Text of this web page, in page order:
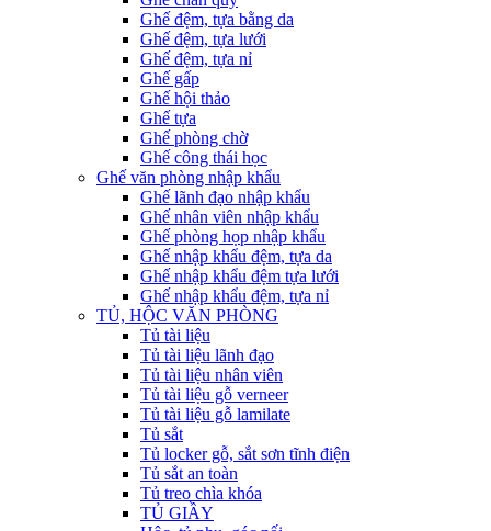
Ghế đệm, tựa bằng da
Ghế đệm, tựa lưới
Ghế đệm, tựa nỉ
Ghế gấp
Ghế hội thảo
Ghế tựa
Ghế phòng chờ
Ghế công thái học
Ghế văn phòng nhập khẩu
Ghế lãnh đạo nhập khẩu
Ghế nhân viên nhập khẩu
Ghế phòng họp nhập khẩu
Ghế nhập khẩu đệm, tựa da
Ghế nhập khẩu đệm tựa lưới
Ghế nhập khẩu đệm, tựa nỉ
TỦ, HỘC VĂN PHÒNG
Tủ tài liệu
Tủ tài liệu lãnh đạo
Tủ tài liệu nhân viên
Tủ tài liệu gỗ verneer
Tủ tài liệu gỗ lamilate
Tủ sắt
Tủ locker gỗ, sắt sơn tĩnh điện
Tủ sắt an toàn
Tủ treo chìa khóa
TỦ GIẦY